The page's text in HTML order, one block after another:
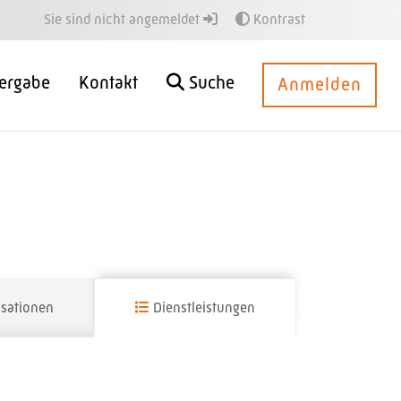
Sie sind nicht angemeldet Kontrast
Kontakt Suche Anmelden
Dienstleistungen